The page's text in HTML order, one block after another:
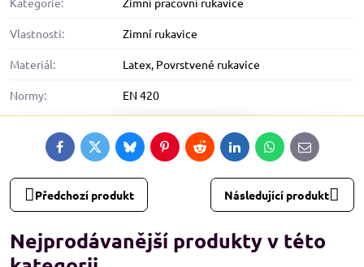
Vlastnosti: Zimní rukavice
Materiál: Latex, Povrstvené rukavice
Normy: EN 420
FacebookTwitterBlueskyPinterestRedditLinkedInWhatsApp
E-
mail
Předchozí produkt Následující produkt
Nejprodávanější produkty v této